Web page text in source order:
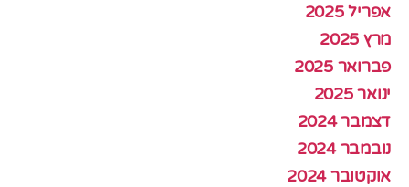
אפריל 2025
מרץ 2025
פברואר 2025
ינואר 2025
דצמבר 2024
נובמבר 2024
אוקטובר 2024